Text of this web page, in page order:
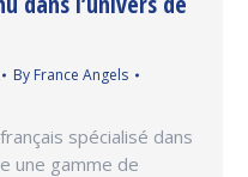
By France Angels
spécialisé dans
une gamme de